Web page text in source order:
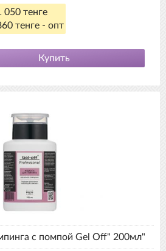
050 тенге
тенге - опт
Купить
с помпой Gel Off" 200мл"